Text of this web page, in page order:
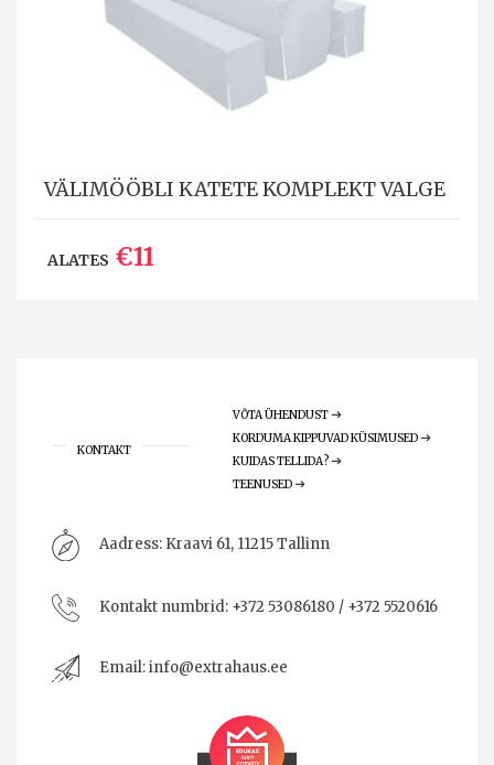
VÄLIMÖÖBLI KATETE KOMPLEKT VALGE
ALATES €11
KONTAKT
VÕTA ÜHENDUST
KORDUMA KIPPUVAD KÜSIMUSED
KUIDAS TELLIDA?
TEENUSED
Aadress: Kraavi 61, 11215 Tallinn
Kontakt numbrid: +372 53086180 / +372 5520616
Email:info@extrahaus.ee